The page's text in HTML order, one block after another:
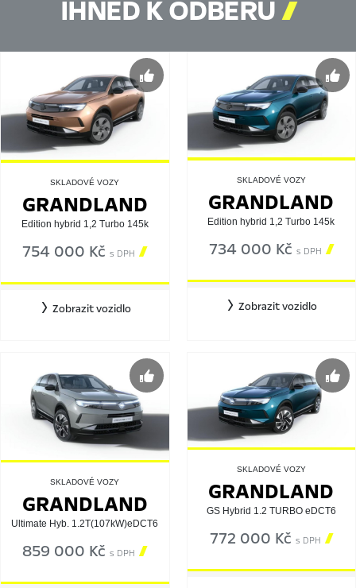
IHNED K ODBĚRU
SKLADOVÉ VOZY
GRANDLAND
Edition hybrid 1,2 Turbo 145k
754 000 Kčs DPH 
Zobrazit vozidlo
SKLADOVÉ VOZY
GRANDLAND
Edition hybrid 1,2 Turbo 145k
734 000 Kč s DPH 
Zobrazit vozidlo
SKLADOVÉ VOZY
GRANDLAND
Ultimate Hyb. 1.2T(107kW)eDCT6
859 000 Kčs DPH 
SKLADOVÉ VOZY
GRANDLAND
GS Hybrid 1.2 TURBO eDCT6
772 000 Kč s DPH 